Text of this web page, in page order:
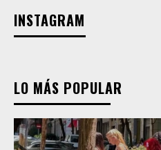
INSTAGRAM
LO MÁS POPULAR